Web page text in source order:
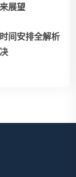
展望
间安排全解析